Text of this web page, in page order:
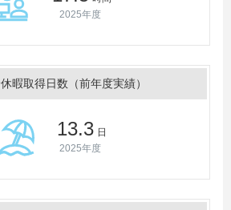
2025年度
暇取得日数（前年度実績）
13.3 日
2025年度